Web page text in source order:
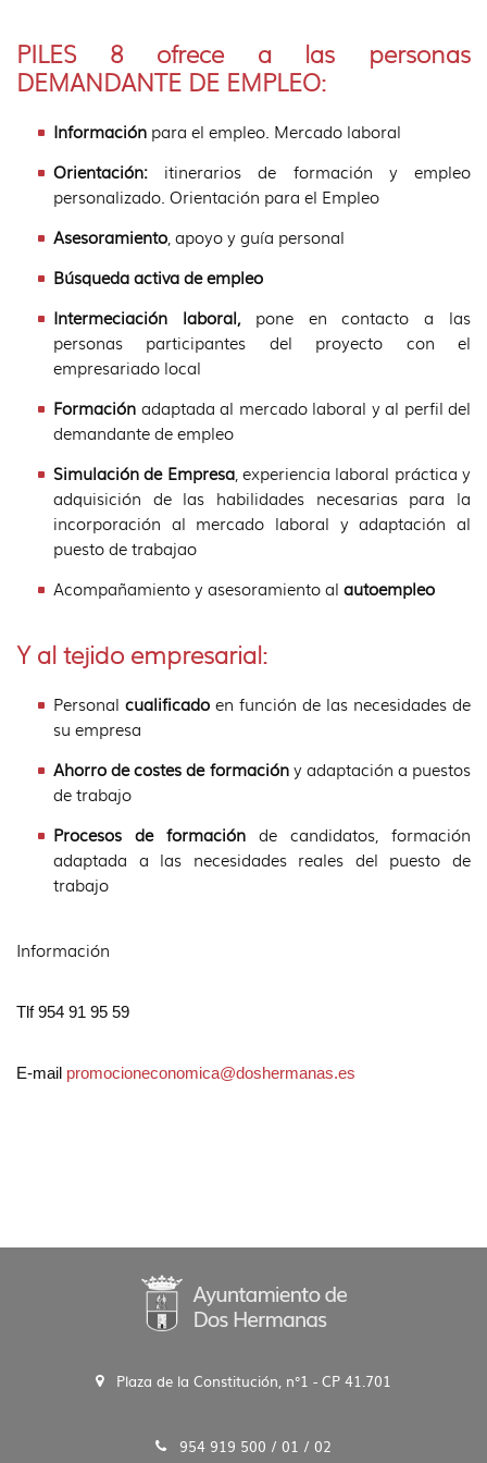
PILES 8 ofrece a las personas
DEMANDANTE DE EMPLEO:
Información para el empleo. Mercado laboral
Orientación: itinerarios de formación y empleo
personalizado. Orientación para el Empleo
Asesoramiento, apoyo y guía personal
Búsqueda activa de empleo
Intermeciación laboral,pone en contacto a las
personas participantes del proyecto con el
empresariado local
Formación adaptada al mercado laboral y al perfil del
demandante de empleo
Simulación de Empresa, experiencia laboral práctica y
adquisición de las habilidades necesarias para la
incorporación al mercado laboral y adaptación al
puesto de trabajao
Acompañamiento y asesoramiento al autoempleo
Y al tejido empresarial:
Personal cualificado en función de las necesidades de
su empresa
Ahorro de costes de formacióny adaptación a puestos
de trabajo
Procesos de formación de candidatos, formación
adaptada a las necesidades reales del puesto de
trabajo
Información
Tlf 954 91 95 59
E-mail promocioneconomica@doshermanas.es
Plaza de la Constitución, n°1 - CP 41.701
954 919 500 / 01 / 02